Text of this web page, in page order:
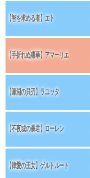
【智を求める者】エト
【手折れぬ凛華】アマーリエ
【瀑淵の貝刃】ラユッタ
【不夜城の暴君】ローレン
【律愛の王女】ゲルトルート